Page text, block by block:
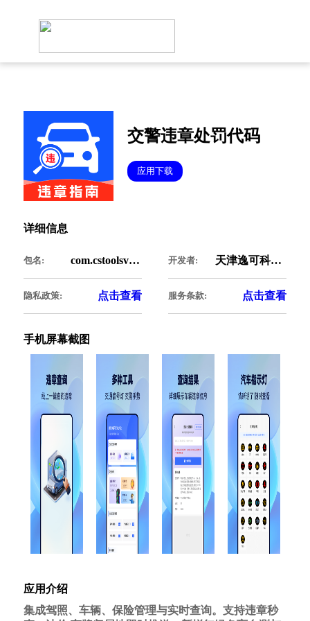
交警违章处罚代码
应用下载
详细信息
包名: com.cstoolsviolation.bank
隐私政策: 点击查看
开发者: 天津逸可科技有限公司
服务条款: 点击查看
手机屏幕截图
应用介绍
集成驾照、车辆、保险管理与实时查询。支持违章秒